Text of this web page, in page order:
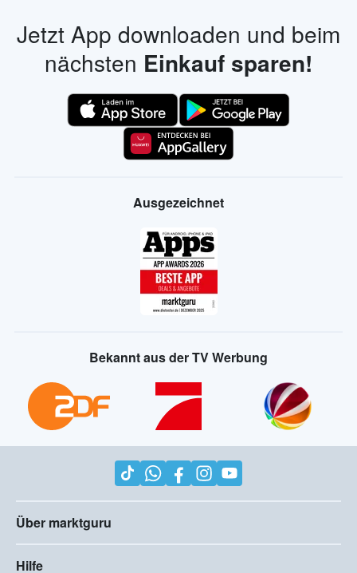
Jetzt App downloaden und beim
nächsten Einkauf sparen!
Ausgezeichnet
Bekannt aus der TV Werbung
Über marktguru
Hilfe